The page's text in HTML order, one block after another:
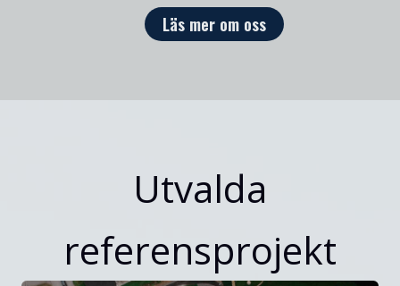
Läs mer om oss
Utvalda
referensprojekt